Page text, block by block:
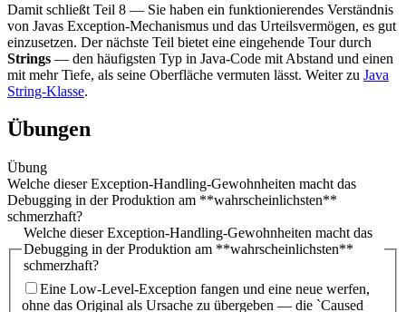
Damit schließt Teil 8 — Sie haben ein funktionierendes Verständnis
von Javas Exception-Mechanismus und das Urteilsvermögen, es gut
einzusetzen. Der nächste Teil bietet eine eingehende Tour durch
Strings — den häufigsten Typ in Java-Code mit Abstand und einen
mit mehr Tiefe, als seine Oberfläche vermuten lässt. Weiter zu Java
String-Klasse.
Übungen
Übung
Welche dieser Exception-Handling-Gewohnheiten macht das
Debugging in der Produktion am **wahrscheinlichsten**
schmerzhaft?
Welche dieser Exception-Handling-Gewohnheiten macht das
Debugging in der Produktion am **wahrscheinlichsten**
schmerzhaft?
Eine Low-Level-Exception fangen und eine neue werfen,
ohne das Original als Ursache zu übergeben — die `Caused